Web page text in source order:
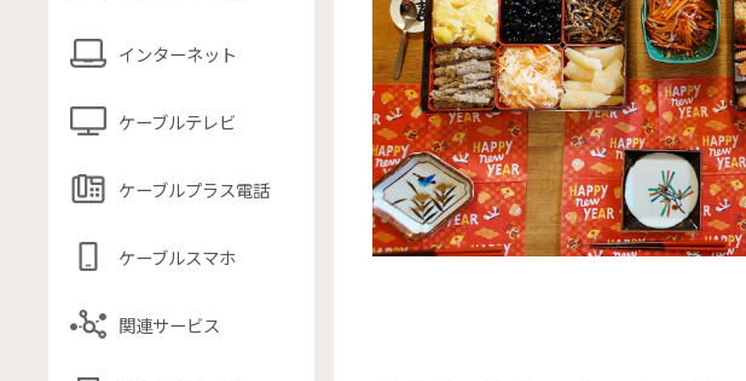
インターネット
ケーブルテレビ
ケーブルプラス電話
ケーブルスマホ
関連サービス